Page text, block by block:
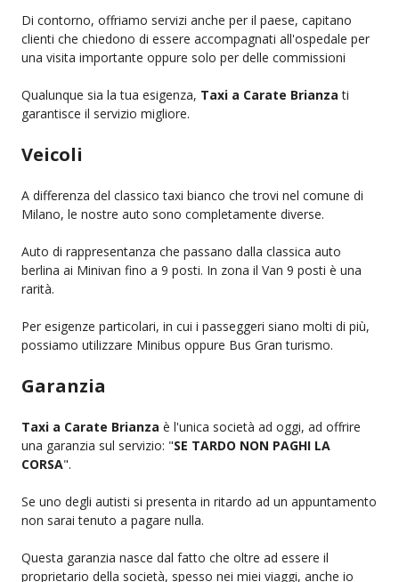
Di contorno, offriamo servizi anche per il paese, capitano
clienti che chiedono di essere accompagnati all'ospedale per
una visita importante oppure solo per delle commissioni
Qualunque sia la tua esigenza, Taxi a Carate Brianza ti
garantisce il servizio migliore.
Veicoli
A differenza del classico taxi bianco che trovi nel comune di
Milano, le nostre auto sono completamente diverse.
Auto di rappresentanza che passano dalla classica auto
berlina ai Minivan fino a 9 posti. In zona il Van 9 posti è una
rarità.
Per esigenze particolari, in cui i passeggeri siano molti di più,
possiamo utilizzare Minibus oppure Bus Gran turismo.
Garanzia
Taxi a Carate Brianza è l'unica società ad oggi, ad offrire
una garanzia sul servizio: "SE TARDO NON PAGHI LA
CORSA".
Se uno degli autisti si presenta in ritardo ad un appuntamento
non sarai tenuto a pagare nulla.
Questa garanzia nasce dal fatto che oltre ad essere il
proprietario della società, spesso nei miei viaggi, anche io